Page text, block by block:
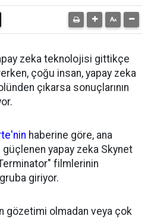
zeka teknolojisi gittikçe
çoğu insan, yapay zeka
çıkarsa sonuçlarının
haberine göre, ana
güçlenen yapay zeka Skynet
filmlerinin
giriyor.
gözetimi olmadan veya çok